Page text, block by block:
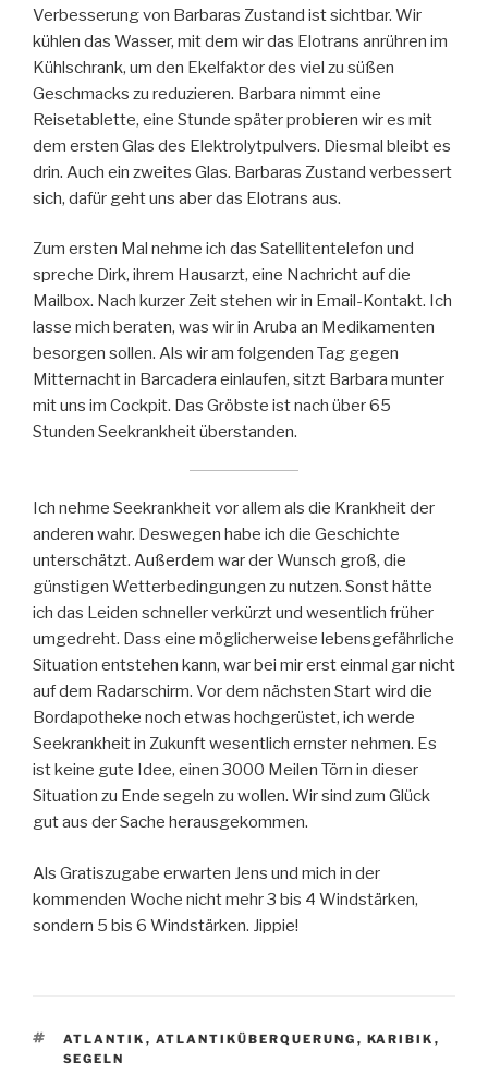
Verbesserung von Barbaras Zustand ist sichtbar. Wir
kühlen das Wasser, mit dem wir das Elotrans anrühren im
Kühlschrank, um den Ekelfaktor des viel zu süßen
Geschmacks zu reduzieren. Barbara nimmt eine
Reisetablette, eine Stunde später probieren wir es mit
dem ersten Glas des Elektrolytpulvers. Diesmal bleibt es
drin. Auch ein zweites Glas. Barbaras Zustand verbessert
sich, dafür geht uns aber das Elotrans aus.
Zum ersten Mal nehme ich das Satellitentelefon und
spreche Dirk, ihrem Hausarzt, eine Nachricht auf die
Mailbox. Nach kurzer Zeit stehen wir in Email-Kontakt. Ich
lasse mich beraten, was wir in Aruba an Medikamenten
besorgen sollen. Als wir am folgenden Tag gegen
Mitternacht in Barcadera einlaufen, sitzt Barbara munter
mit uns im Cockpit. Das Gröbste ist nach über 65
Stunden Seekrankheit überstanden.
Ich nehme Seekrankheit vor allem als die Krankheit der
anderen wahr. Deswegen habe ich die Geschichte
unterschätzt. Außerdem war der Wunsch groß, die
günstigen Wetterbedingungen zu nutzen. Sonst hätte
ich das Leiden schneller verkürzt und wesentlich früher
umgedreht. Dass eine möglicherweise lebensgefährliche
Situation entstehen kann, war bei mir erst einmal gar nicht
auf dem Radarschirm. Vor dem nächsten Start wird die
Bordapotheke noch etwas hochgerüstet, ich werde
Seekrankheit in Zukunft wesentlich ernster nehmen. Es
ist keine gute Idee, einen 3000 Meilen Törn in dieser
Situation zu Ende segeln zu wollen. Wir sind zum Glück
gut aus der Sache herausgekommen.
Als Gratiszugabe erwarten Jens und mich in der
kommenden Woche nicht mehr 3 bis 4 Windstärken,
sondern 5 bis 6 Windstärken. Jippie!
SCHLAGWÖRTER
ATLANTIK , ATLANTIKÜBERQUERUNG , KARIBIK ,
SEGELN